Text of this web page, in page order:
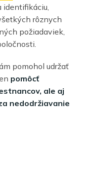
rôznych
požiadaviek,
pomohol udržať
pomôcť
ale aj
nedodržiavanie